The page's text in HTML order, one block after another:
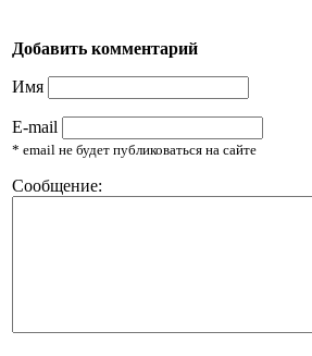
Добавить комментарий
Имя
E-mail
* email не будет публиковаться на сайте
Сообщение: